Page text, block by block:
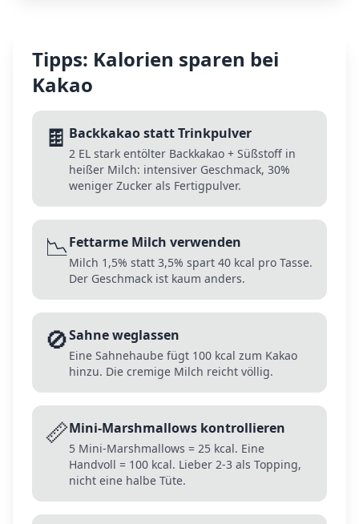
Tipps: Kalorien sparen bei
Kakao
🍫 Backkakao statt Trinkpulver
2 EL stark entölter Backkakao + Süßstoff in
heißer Milch: intensiver Geschmack, 30%
weniger Zucker als Fertigpulver.
📉Fettarme Milch verwenden
Milch 1,5% statt 3,5% spart 40 kcal pro Tasse.
Der Geschmack ist kaum anders.
🚫Sahne weglassen
Eine Sahnehaube fügt 100 kcal zum Kakao
hinzu. Die cremige Milch reicht völlig.
📏Mini-Marshmallows kontrollieren
5 Mini-Marshmallows = 25 kcal. Eine
Handvoll = 100 kcal. Lieber 2-3 als Topping,
nicht eine halbe Tüte.